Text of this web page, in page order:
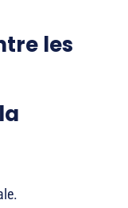
les